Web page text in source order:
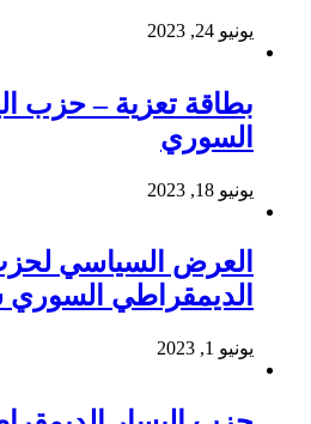
يونيو 24, 2023
بطاقة تعزية – حزب
السوري
يونيو 18, 2023
العرض السياسي
الديمقراطي السوري
يونيو 1, 2023